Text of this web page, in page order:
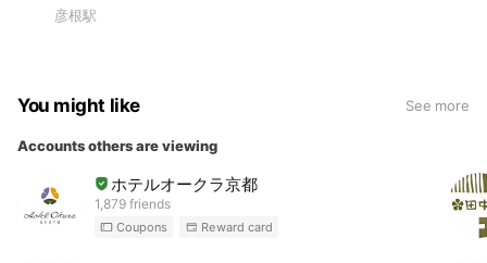
彦根駅
You might like See more
Accounts others are viewing
ホテルオークラ京都
1,879 friends
Coupons Reward card